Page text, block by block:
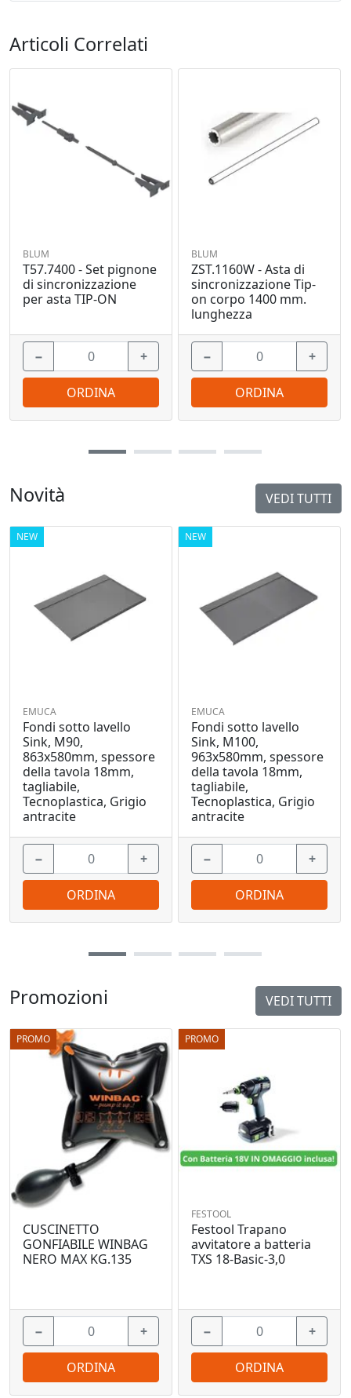
Promozioni VEDI TUTTI
PROMO
CUSCINETTO
GONFIABILE WINBAG
NERO MAX KG.135
− +
ORDINA
PROMO
FESTOOL
Festool Trapano
avvitatore a batteria
TXS 18-Basic-3,0
− +
ORDINA
Novità VEDI TUTTI
NEW
EMUCA
Fondi sotto lavello
Sink, M90,
863x580mm, spessore
della tavola 18mm,
tagliabile,
Tecnoplastica, Grigio
antracite
− +
ORDINA
NEW
EMUCA
Fondi sotto lavello
Sink, M100,
963x580mm, spessore
della tavola 18mm,
tagliabile,
Tecnoplastica, Grigio
antracite
− +
ORDINA
Articoli Correlati
BLUM
T57.7400 - Set pignone
di sincronizzazione
per asta TIP-ON
− +
ORDINA
BLUM
ZST.1160W - Asta di
sincronizzazione Tip-
on corpo 1400 mm.
lunghezza
− +
ORDINA